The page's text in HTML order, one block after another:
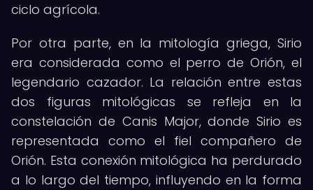
ciclo agrícola.
Por otra parte, en la mitología griega, Sirio
era considerada como el perro de Orión, el
legendario cazador. La relación entre estas
dos figuras mitológicas se refleja en la
constelación de Canis Major, donde Sirio es
representada como el fiel compañero de
Orión. Esta conexión mitológica ha perdurado
a lo largo del tiempo, influyendo en la forma